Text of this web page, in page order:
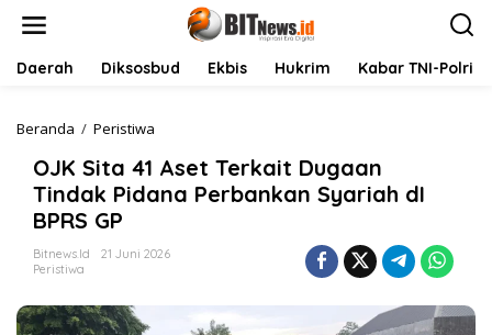
Daerah Diksosbud Ekbis Hukrim Kabar TNI-Polri
Beranda / Peristiwa
K
S
i
a
OJK Sita 41 Aset Terkait Dugaan
Tindak Pidana Perbankan Syariah dI
BPRS GP
Bitnews.id
21 Juni 2026
Peristiwa